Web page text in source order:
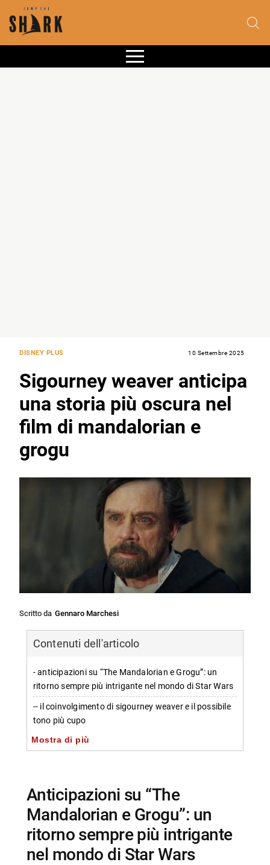
DISNEY PLUS 10 Settembre 2025
Sigourney weaver anticipa
una storia più oscura nel
film di mandalorian e
grogu
Scritto da Gennaro Marchesi
Contenuti dell'articolo
- anticipazioni su “The Mandalorian e Grogu”: un
ritorno sempre più intrigante nel mondo di Star Wars
-- il coinvolgimento di sigourney weaver e il possibile
tono più cupo
-- trailer e atmosfere ispirate a “l’impero colpisce
-- chi sono i protagonisti coinvolti nel progetto
-- Scopri di più da Jump the shark
-- RispondiAnnulla risposta
- Chad Powers 2: la seconda stagione dal 3
Mostra di più
anticipazioni su “The
Mandalorian e Grogu”: un
ritorno sempre più intrigante
nel mondo di Star Wars